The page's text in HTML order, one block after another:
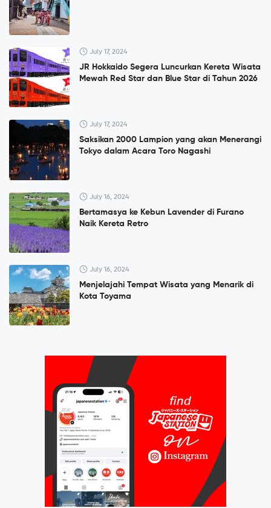
July 17, 2024
JR Hokkaido Segera Luncurkan Kereta Wisata
Mewah Red Star dan Blue Star di Tahun 2026
July 17, 2024
Saksikan 2000 Lampion yang akan Menerangi
Tokyo dalam Acara Toro Nagashi
July 16, 2024
Bertamasya ke Kebun Lavender di Furano
Naik Kereta Retro
July 16, 2024
Menjelajahi Tempat Wisata yang Menarik di
Kota Toyama